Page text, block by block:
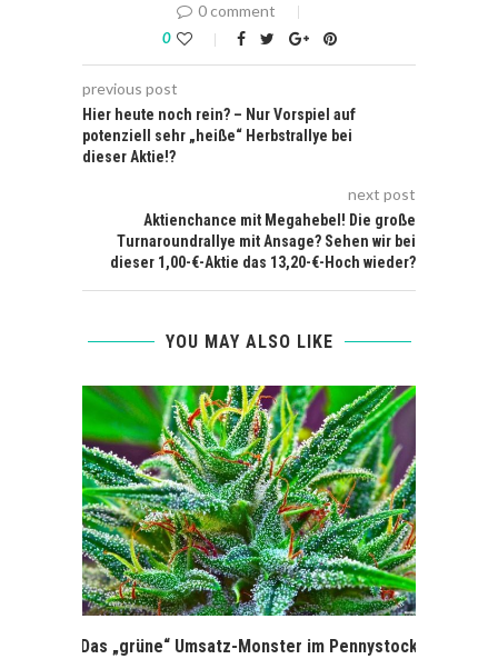
0 comment
0
previous post
Hier heute noch rein? – Nur Vorspiel auf
potenziell sehr „heiße“ Herbstrallye bei
dieser Aktie!?
next post
Aktienchance mit Megahebel! Die große
Turnaroundrallye mit Ansage? Sehen wir bei
dieser 1,00-€-Aktie das 13,20-€-Hoch wieder?
YOU MAY ALSO LIKE
Das „grüne“ Umsatz-Monster im Pennystock